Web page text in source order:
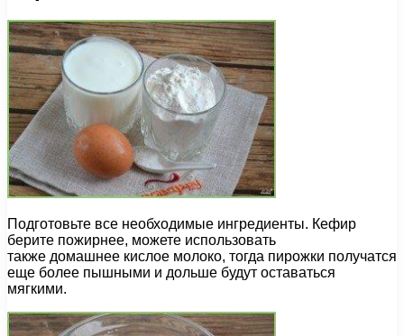
Подготовьте все необходимые ингредиенты. Кефир
берите пожирнее, можете использовать
также домашнее кислое молоко, тогда пирожки получатся
еще более пышными и дольше будут оставаться
мягкими.